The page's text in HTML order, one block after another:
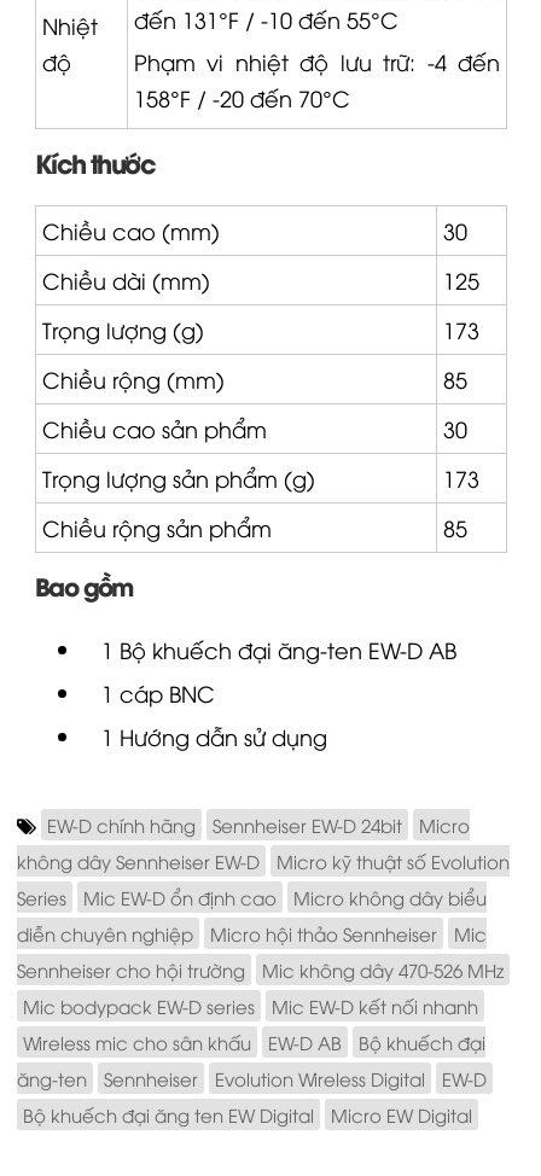
Nhiệt
độ
đến 131°F / -10 đến 55°C
Phạm vi nhiệt độ lưu trữ: -4 đến
158°F / -20 đến 70°C
Kích thước
Chiều cao (mm)
30
Chiều dài (mm)
125
Trọng lượng (g)
173
Chiều rộng (mm)
85
Chiều cao sản phẩm
30
Trọng lượng sản phẩm (g)
173
Chiều rộng sản phẩm
85
Bao gồm
1 Bộ khuếch đại ăng-ten EW-D AB
1 cáp BNC
1 Hướng dẫn sử dụng
EW-D chính hãng Sennheiser EW-D 24bit
Micro
không dây Sennheiser EW-D
Micro kỹ thuật số Evolution
Series
Mic EW-D ổn định cao
Micro không dây biểu
diễn chuyên nghiệp
Micro hội thảo Sennheiser
Mic
Sennheiser cho hội trường
Mic không dây 470-526 MHz
Mic bodypack EW-D series
Mic EW-D kết nối nhanh
Wireless mic cho sân khấu
EW-D AB
Bộ khuếch đại
ăng-ten
Sennheiser Evolution Wireless Digital
EW-D
Bộ khuếch đại ăng ten EW Digital
Micro EW Digital